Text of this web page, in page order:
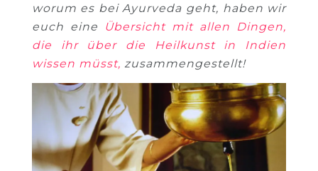
worum es bei Ayurveda geht, haben wir
euch eine
Übersicht mit allen Dingen,
die ihr über die Heilkunst in Indien
wissen müsst, zusammengestellt!